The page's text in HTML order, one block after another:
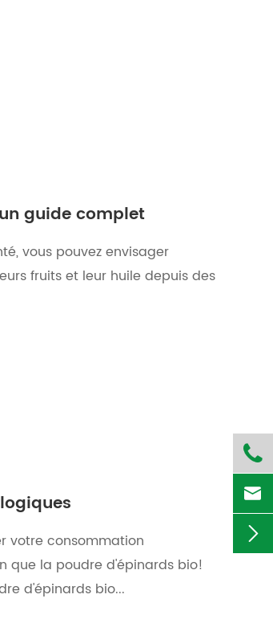
guide complet
vous pouvez envisager
fruits et leur huile depuis des
votre consommation
que la poudre d'épinards bio!
d'épinards bio...


